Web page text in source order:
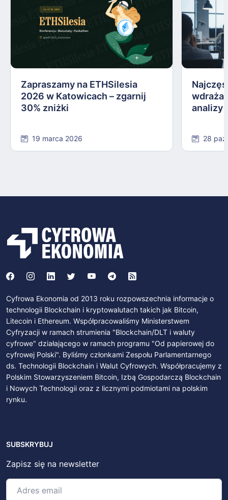
Zapraszamy na ETHSilesia
2026 w Katowicach – zgarnij
30% zniżki
19 marca 2026
analizy
28
Cyfrowa Ekonomia od 2013 roku rozpowszechnia informacje o
technologii Blockchain i kryptowalutach takich jak Bitcoin,
Litecoin i Ethereum. Współpracowaliśmy Ministerstwem
Cyfryzacji w ramach strumienia "Blockchain/DLT i waluty
cyfrowe" działającego w ramach programu "Od papierowej do
cyfrowej Polski". Byliśmy członkami Zespołu Parlamentarnego
ds. Technologii Blockchain i Walut Cyfrowych. Współpracujemy z
Polskim Stowarzyszeniem Bitcoin, Izbą Gospodarczą Blockchain
i Nowych Technologii oraz z licznymi podmiotami na polskim
rynku.
SUBSKRYBUJ
Zapisz się na newsletter